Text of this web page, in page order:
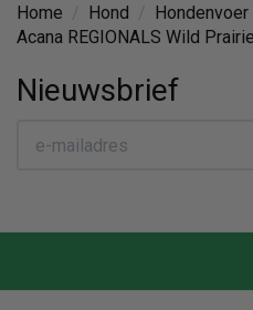
Home Hond Hondenvoer
Acana REGIONALS Wild
Nieuwsbrief